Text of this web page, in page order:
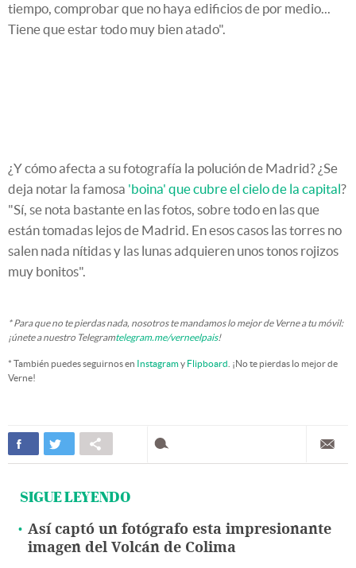
tiempo, comprobar que no haya edificios de por medio...
Tiene que estar todo muy bien atado".
¿Y cómo afecta a su fotografía la polución de Madrid? ¿Se
deja notar la famosa 'boina' que cubre el cielo de la capital?
"Sí, se nota bastante en las fotos, sobre todo en las que
están tomadas lejos de Madrid. En esos casos las torres no
salen nada nítidas y las lunas adquieren unos tonos rojizos
muy bonitos".
* Para que no te pierdas nada, nosotros te mandamos lo mejor de Verne a tu móvil:
¡únete a nuestro Telegramtelegram.me/verneelpais!
* También puedes seguirnos en Instagramy Flipboard . ¡No te pierdas lo mejor de
Verne!
SIGUE LEYENDO
Así captó un fotógrafo esta impresionante
imagen del Volcán de Colima